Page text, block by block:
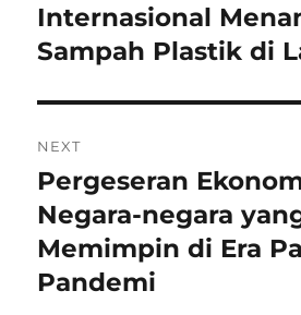
post:
Internasional
Sampah Plastik di
NEXT
Next
post:
Pergeseran
Negara-negara
Memimpin di Era
Pandemi